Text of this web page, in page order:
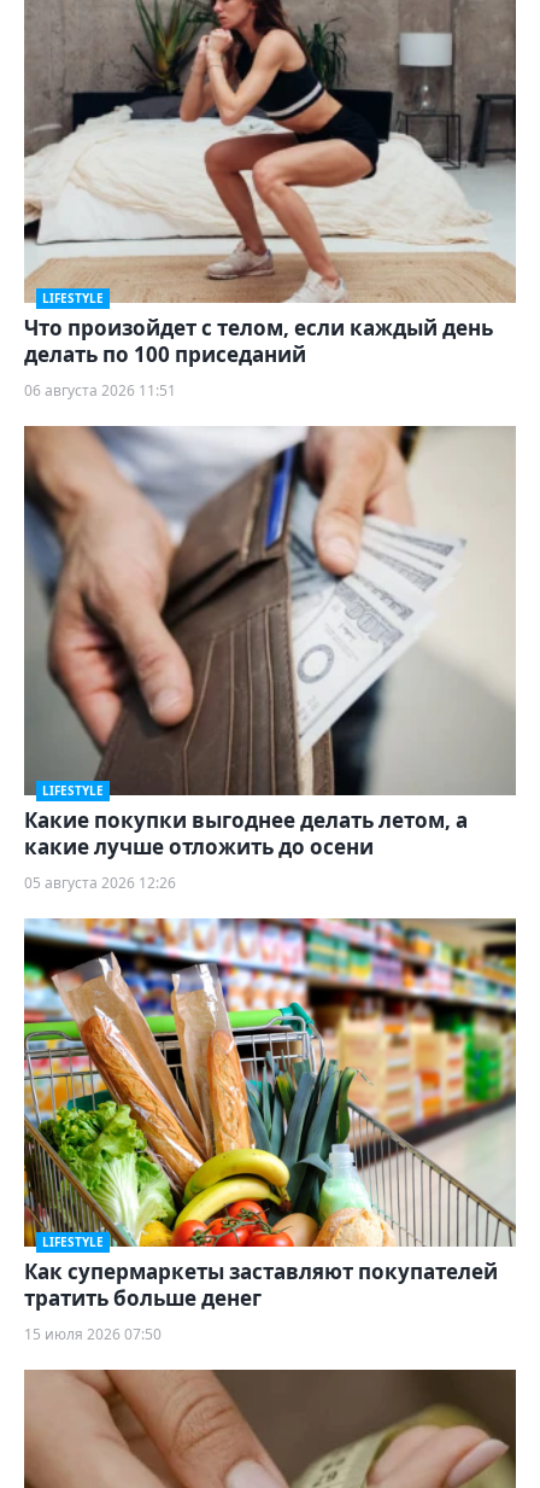
LIFESTYLE
Что произойдет с телом, если каждый день
делать по 100 приседаний
06 августа 2026 11:51
LIFESTYLE
Какие покупки выгоднее делать летом, а
какие лучше отложить до осени
05 августа 2026 12:26
LIFESTYLE
Как супермаркеты заставляют покупателей
тратить больше денег
15 июля 2026 07:50